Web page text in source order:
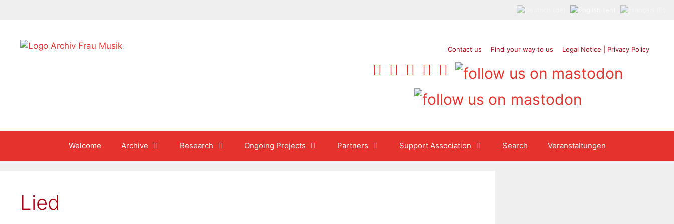
Contact us Find your way to us Legal Notice | Privacy Policy
Welcome Archive Research Ongoing Projects Partners Support Association Search Veranstaltungen
Lied